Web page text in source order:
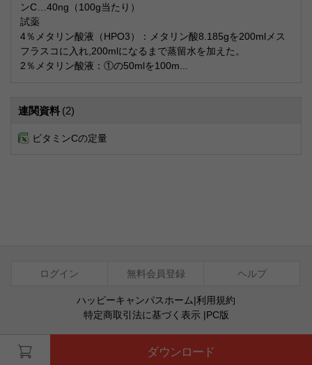
ンC…40ng（100g当たり）
試薬
4％メタリン酸液（HPO3）：メタリン酸8.185gを200mlメス
フラスコに入れ,200mlになるまで蒸留水を加えた。
2％メタリン酸液：①の50mlを100m...
連関資料 (2)
ビタミンCの定量
ダウンロード
ログイン 無料会員登録 ヘルプ
ハッピーキャンパスホーム|利用規約
特定商取引法に基づく表示|PC版